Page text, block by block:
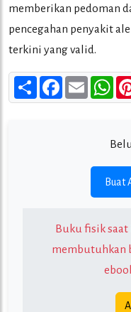
memberikan pedoman
pencegahan penyakit
terkini yang valid.
Share Facebook
Email
Buat
Buku fisik saat
membutuhkan